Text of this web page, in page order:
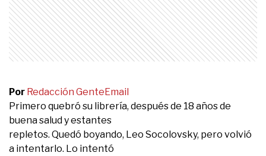
Por Redacción GenteEmail
Primero quebró su librería, después de 18 años de
buena salud y estantes
repletos. Quedó boyando, Leo Socolovsky, pero volvió
a intentarlo. Lo intentó